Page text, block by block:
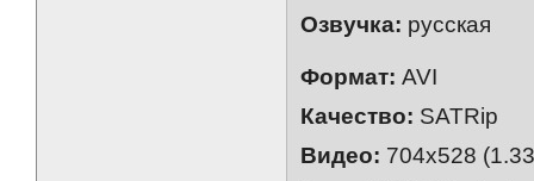
Озвучка: русская
Формат: AVI
Качество: SATRip
Видео: 704x528